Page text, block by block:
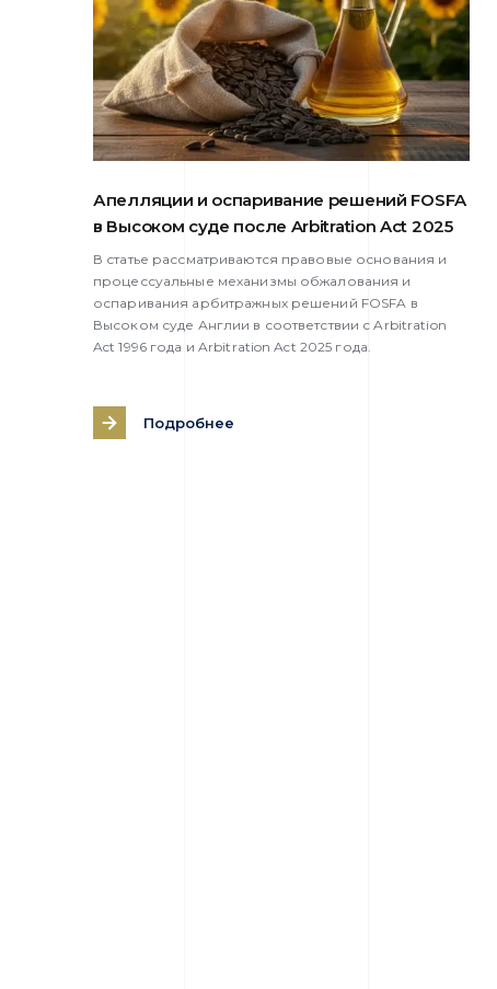
Апелляции и оспаривание решений FOSFA
в Высоком суде после Arbitration Act 2025
В статье рассматриваются правовые основания и
процессуальные механизмы обжалования и
оспаривания арбитражных решений FOSFA в
Высоком суде Англии в соответствии с Arbitration
Act 1996 года и Arbitration Act 2025 года.
Подробнее